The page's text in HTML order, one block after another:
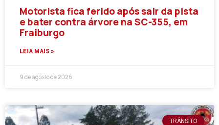
Motorista fica ferido após sair da pista
e bater contra árvore na SC-355, em
Fraiburgo
LEIA MAIS »
9 de agosto de 2026
TRÂNSITO